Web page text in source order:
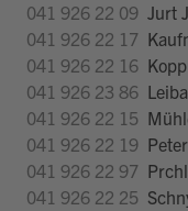
041 926 22 09 Jurt
041 926 22 17
041 926 22 16
041 926 23 86
041 926 22 15
041 926 22 19
041 926 22 97
041 926 22 25